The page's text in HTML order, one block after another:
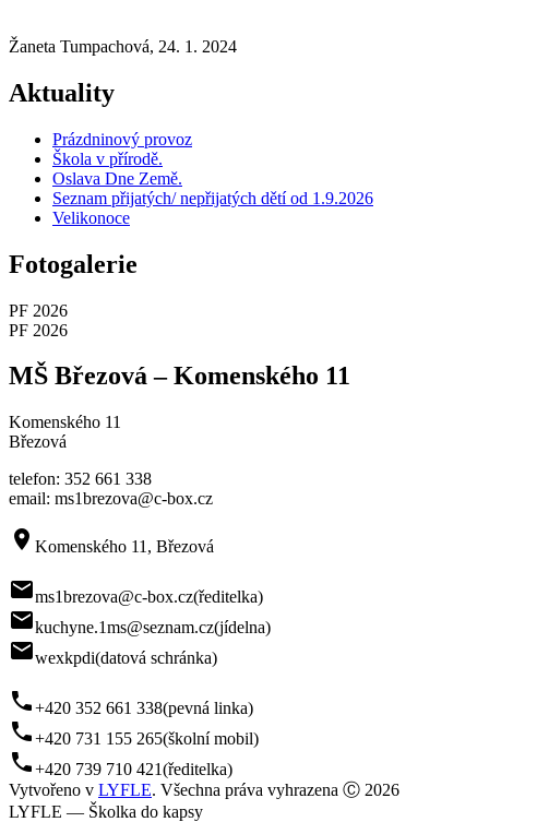
Žaneta Tumpachová, 24. 1. 2024
Aktuality
Prázdninový provoz
Škola v přírodě.
Oslava Dne Země.
Seznam přijatých/ nepřijatých dětí od 1.9.2026
Velikonoce
Fotogalerie
PF 2026
PF 2026
MŠ Březová – Komenského 11
Komenského 11
Březová
telefon: 352 661 338
email: ms1brezova@c-box.cz
room Komenského 11, Březová
mailms1brezova@c-box.cz(ředitelka)
mailkuchyne.1ms@seznam.cz(jídelna)
mailwexkpdi(datová schránka)
phone+420 352 661 338(pevná linka)
phone+420 731 155 265(školní mobil)
phone+420 739 710 421(ředitelka)
Vytvořeno v LYFLE. Všechna práva vyhrazena Ⓒ 2026
LYFLE — Školka do kapsy